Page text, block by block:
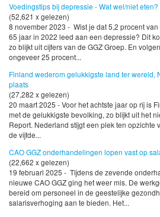
Voedingstips bij depressie - Wat wel/niet eten?
(52,621 x gelezen)
8 november 2023 - Wist je dat 5,2 procent
65 jaar in 2022 leed aan een depressie? Dit
zo blijkt uit cijfers van de GGZ Groep. En
ongeveer 25 procent...
Finland wederom gelukkigste land ter wereld,
plaats
(27,282 x gelezen)
20 maart 2025 - Voor het achtste jaar op rij is
met de gelukkigste bevolking, zo blijkt uit het
Report. Nederland stijgt een plek ten opzichte
de vijfde...
CAO GGZ onderhandelingen lopen vast op
(22,662 x gelezen)
19 februari 2025 - Tijdens de zevende
nieuwe CAO GGZ ging het weer mis. De
bereid om personeel in de geestelijke
salarisverhoging aan te bieden. Het...